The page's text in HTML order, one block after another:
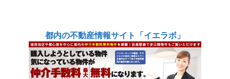
都内の不動産情報サイト「イエラボ」